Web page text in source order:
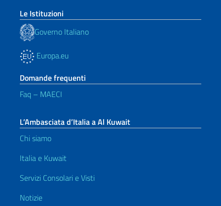
Le Istituzioni
Governo Italiano
Europa.eu
Domande frequenti
Faq – MAECI
L’Ambasciata d’Italia a Al Kuwait
Chi siamo
Italia e Kuwait
Servizi Consolari e Visti
Notizie